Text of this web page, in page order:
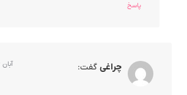
پاسخ
چراغی گفت: آبان ۶, ۱۴۰۰ در ۷:۲۲ ق٫ظ